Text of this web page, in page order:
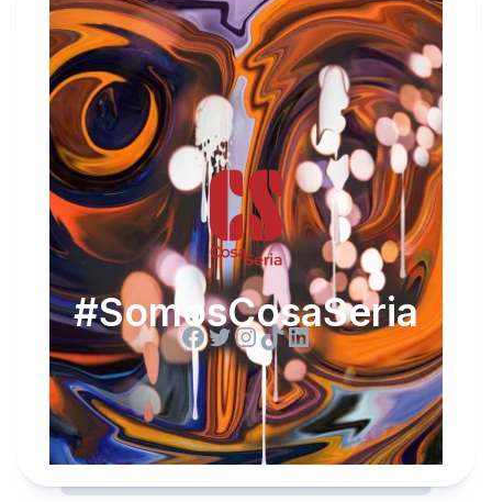
#SomosCosaSeria
Facebook
Twitter
Instagram
TikTok
LinkedIn